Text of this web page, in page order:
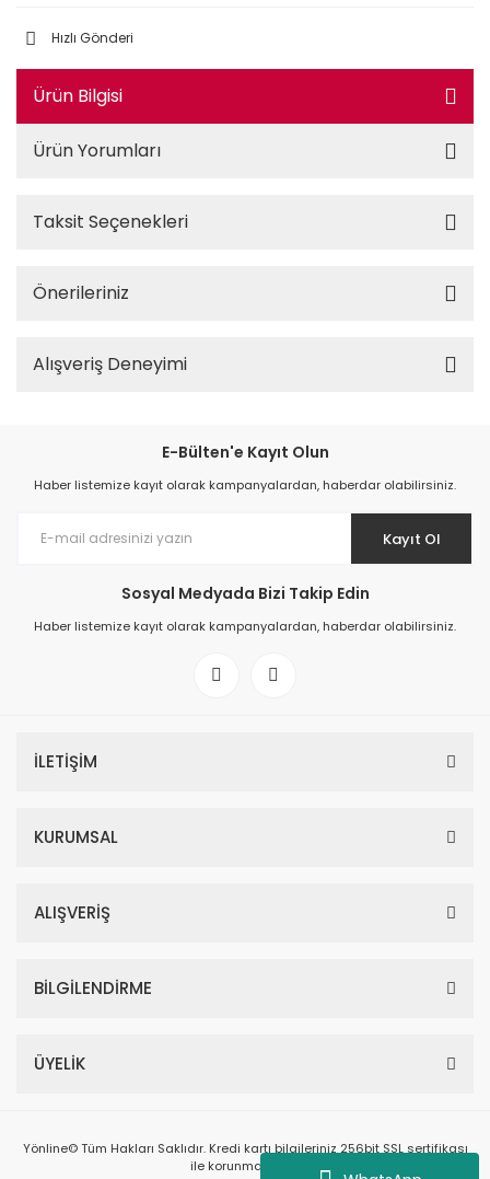
Hızlı Gönderi
Ürün Bilgisi
Ürün Yorumları
Taksit Seçenekleri
Önerileriniz
Alışveriş Deneyimi
E-Bülten'e Kayıt Olun
Haber listemize kayıt olarak kampanyalardan, haberdar olabilirsiniz.
Kayıt Ol
Sosyal Medyada Bizi Takip Edin
Haber listemize kayıt olarak kampanyalardan, haberdar olabilirsiniz.
İLETİŞİM
KURUMSAL
ALIŞVERİŞ
BİLGİLENDİRME
ÜYELİK
Yönline© Tüm Hakları Saklıdır. Kredi kartı bilgileriniz 256bit SSL sertifikası
ile korunmaktadır.